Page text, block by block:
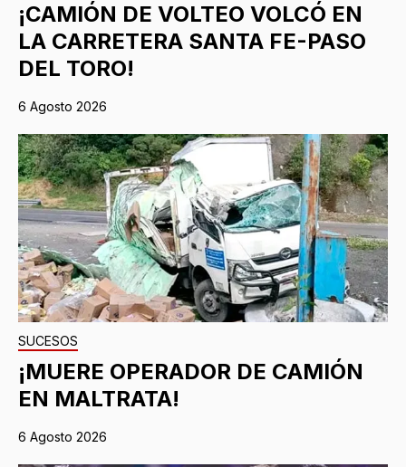
¡CAMIÓN DE VOLTEO VOLCÓ EN
LA CARRETERA SANTA FE-PASO
DEL TORO!
6 Agosto 2026
SUCESOS
¡MUERE OPERADOR DE CAMIÓN
EN MALTRATA!
6 Agosto 2026